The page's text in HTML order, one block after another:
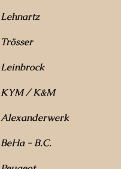
Lehnartz
Trösser
Leinbrock
KYM / K&M
Alexanderwerk
BeHa - B.C.